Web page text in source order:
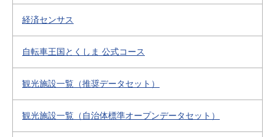
経済センサス
自転車王国とくしま 公式コース
観光施設一覧（推奨データセット）
観光施設一覧（自治体標準オープンデータセット）